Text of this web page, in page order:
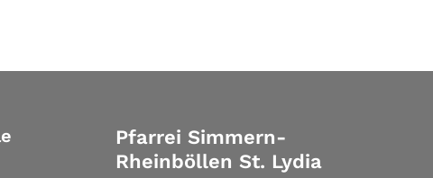
Pfarrei Simmern-
Rheinböllen St. Lydia